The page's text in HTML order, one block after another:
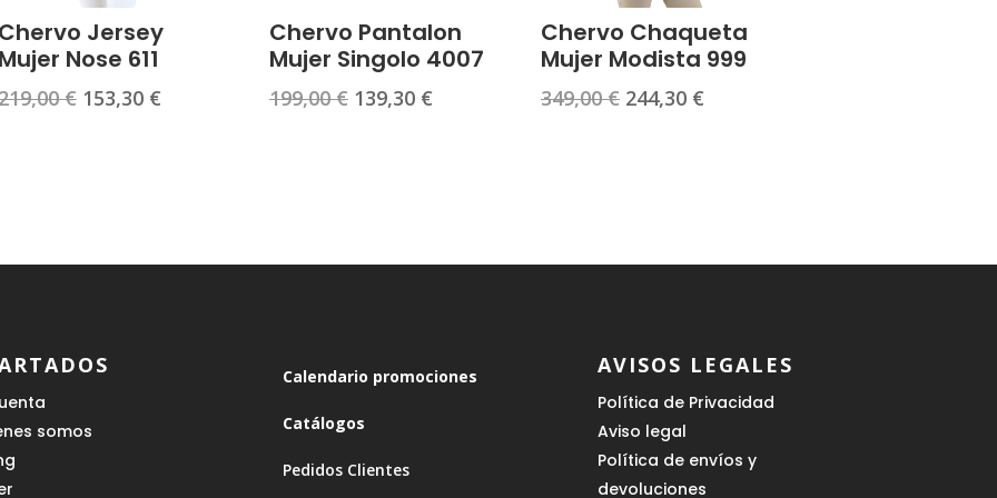
Chervo Jersey
Mujer Nose 611
€ El
153,30 €El
Chervo Pantalon
Mujer Singolo 4007
199,00€ El
139,30 €El
Chervo Chaqueta
Mujer Modista 999
349,00€ El
244,30 €El
somos
Calendario promociones
Catálogos
Pedidos Clientes
AVISOS LEGALES
Política de Privacidad
Aviso legal
Política de envíos y
devoluciones